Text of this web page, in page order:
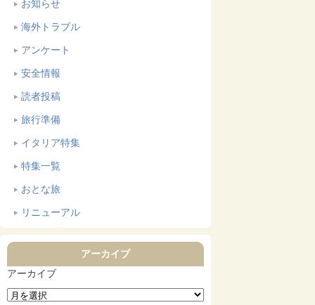
お知らせ
海外トラブル
アンケート
安全情報
読者投稿
旅行準備
イタリア特集
特集一覧
おとな旅
リニューアル
アーカイブ
アーカイブ